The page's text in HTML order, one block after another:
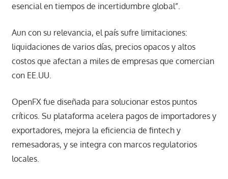
esencial en tiempos de incertidumbre global”.
Aun con su relevancia, el país sufre limitaciones:
liquidaciones de varios días, precios opacos y altos
costos que afectan a miles de empresas que comercian
con EE.UU.
OpenFX fue diseñada para solucionar estos puntos
críticos. Su plataforma acelera pagos de importadores y
exportadores, mejora la eficiencia de fintech y
remesadoras, y se integra con marcos regulatorios
locales.